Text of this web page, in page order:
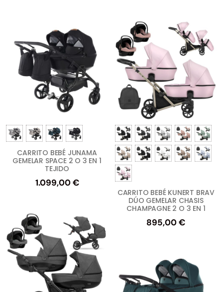
CARRITO BEBÉ JUNAMA
GEMELAR SPACE 2 O 3 EN 1
TEJIDO
1.099,00€
CARRITO BEBÉ KUNERT BRAV
DÚO GEMELAR CHASIS
CHAMPAGNE 2 O 3 EN 1
895,00€